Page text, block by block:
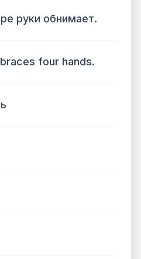
руки обнимает.
four hands.